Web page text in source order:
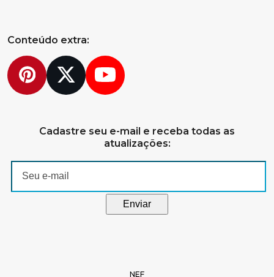
Conteúdo extra:
Pinterest
TwitterYouTube
Cadastre seu e-mail e receba todas as
atualizações:
NEF